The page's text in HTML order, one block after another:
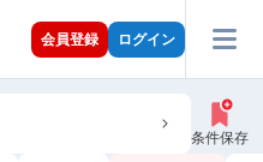
会員登録 ログイン
条件保存